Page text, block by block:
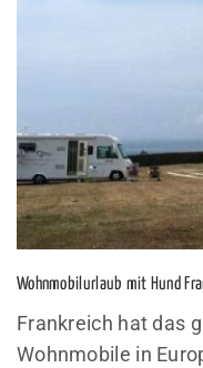
Wohnmobilurlaub mit Hund
Frankreich hat das
Wohnmobile in